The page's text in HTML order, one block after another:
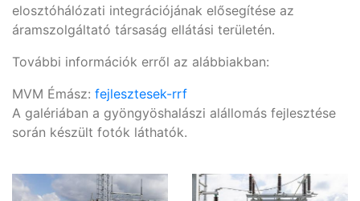
elosztóhálózati integrációjának elősegítése az
áramszolgáltató társaság ellátási területén.
További információk erről az alábbiakban:
MVM Émász: fejlesztesek-rrf
A galériában a gyöngyöshalászi alállomás fejlesztése
során készült fotók láthatók.